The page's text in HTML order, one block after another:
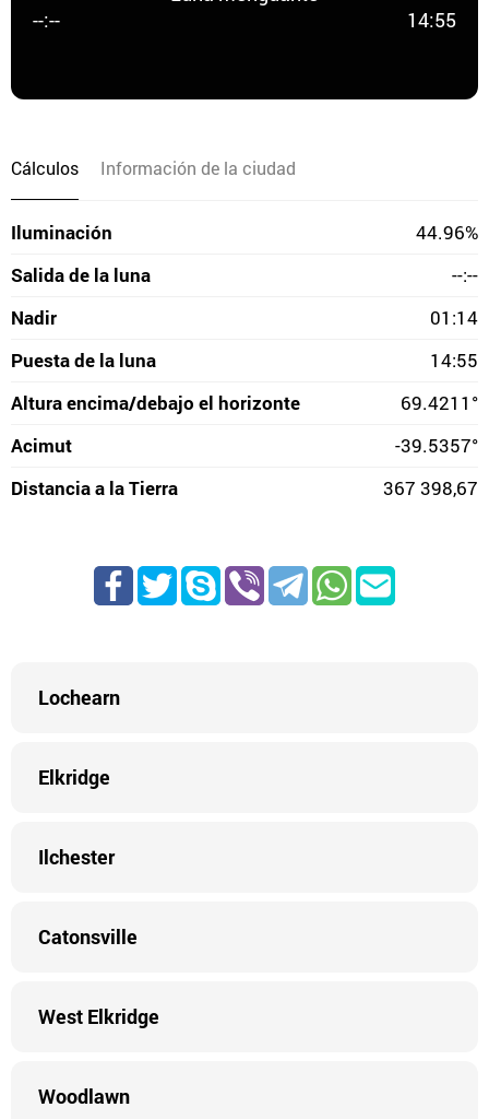
--:-- 14:55
Cálculos Información de la ciudad
Iluminación
44.96%
Salida de la luna
--:--
Nadir
01:14
Puesta de la luna
14:55
Altura encima/debajo el horizonte
69.4211°
Acimut
-39.5357°
Distancia a la Tierra
367 398,67
Lochearn
Elkridge
Ilchester
Catonsville
West Elkridge
Woodlawn